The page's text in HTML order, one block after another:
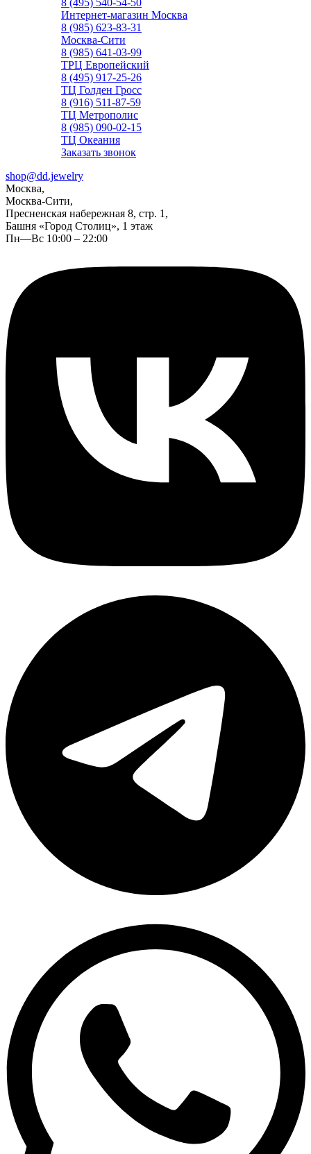
8 (495) 540-54-50
Интернет-магазин Москва
8 (985) 623-83-31
Москва-Сити
8 (985) 641-03-99
ТРЦ Европейский
8 (495) 917-25-26
ТЦ Голден Гросс
8 (916) 511-87-59
ТЦ Метрополис
8 (985) 090-02-15
ТЦ Океания
Заказать звонок
shop@dd.jewelry
Москва,
Москва-Сити,
Пресненская набережная 8, стр. 1,
Башня «Город Столиц», 1 этаж
Пн—Вс 10:00 – 22:00